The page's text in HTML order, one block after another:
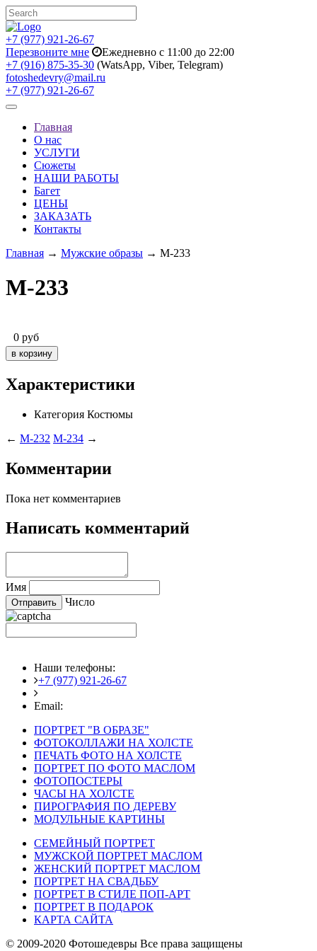
+7 (977) 921-26-67
Перезвоните мне
Ежедневно с 11:00 до 22:00
+7 (916) 875-35-30 (WatsApp, Viber, Telegram)
fotoshedevry@mail.ru
+7 (977) 921-26-67
Toggle
navigationГлавная
О нас
УСЛУГИ
Сюжеты
НАШИ РАБОТЫ
Багет
ЦЕНЫ
ЗАКАЗАТЬ
Контакты
Главная → Мужские образы → M-233
M-233
0 руб
Характеристики
Категория Костюмы
← M-232 M-234 →
Комментарии
Пока нет комментариев
Написать комментарий
Имя
Число
Наши телефоны:
+7 (977) 921-26-67
Email:
ПОРТРЕТ "В ОБРАЗЕ"
ФОТОКОЛЛАЖИ НА ХОЛСТЕ
ПЕЧАТЬ ФОТО НА ХОЛСТЕ
ПОРТРЕТ ПО ФОТО МАСЛОМ
ФОТОПОСТЕРЫ
ЧАСЫ НА ХОЛСТЕ
ПИРОГРАФИЯ ПО ДЕРЕВУ
МОДУЛЬНЫЕ КАРТИНЫ
СЕМЕЙНЫЙ ПОРТРЕТ
МУЖСКОЙ ПОРТРЕТ МАСЛОМ
ЖЕНСКИЙ ПОРТРЕТ МАСЛОМ
ПОРТРЕТ НА СВАДЬБУ
ПОРТРЕТ В СТИЛЕ ПОП-АРТ
ПОРТРЕТ В ПОДАРОК
КАРТА САЙТА
© 2009-2020 Фотошедевры Все права защищены